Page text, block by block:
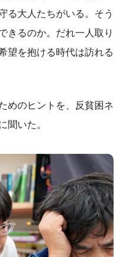
る大人たちがいる。そう
きるのか。だれ一人取り
望を抱ける時代は訪れる
めのヒントを、反貧困ネ
聞いた。